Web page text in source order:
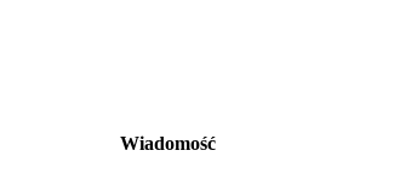
Wiadomość